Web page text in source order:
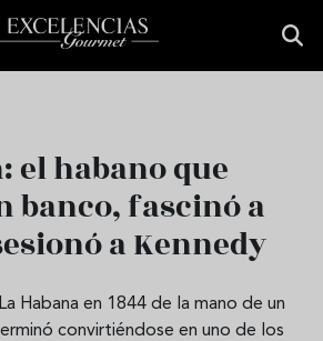
el habano que
banco, fascinó a
a Kennedy
Habana en 1844 de la mano de un
convirtiéndose en uno de los